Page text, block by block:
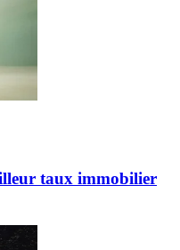
taux immobilier